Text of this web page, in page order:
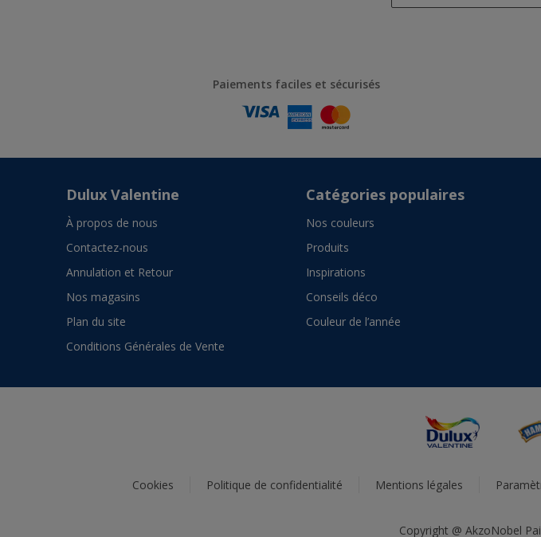
Paiements faciles et sécurisés
Dulux Valentine
À propos de nous
Contactez-nous
Annulation et Retour
Nos magasins
Plan du site
Conditions Générales de Vente
Catégories populaires
Nos couleurs
Produits
Inspirations
Conseils déco
Couleur de l’année
Cookies Politique de confidentialité Mentions légales
Copyright @ AkzoNobel